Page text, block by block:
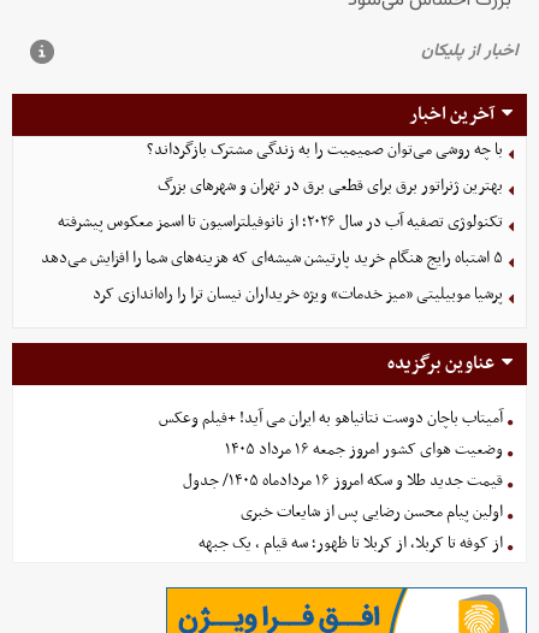
آخرین اخبار
با چه روشی می‌توان صمیمیت را به زندگی مشترک بازگرداند؟
بهترین ژنراتور برق برای قطعی برق در تهران و شهرهای بزرگ
تکنولوژی تصفیه آب در سال ۲۰۲۶؛ از نانوفیلتراسیون تا اسمز معکوس پیشرفته
۵ اشتباه رایج هنگام خرید پارتیشن شیشه‌ای که هزینه‌های شما را افزایش می‌دهد
پرشیا موبیلیتی «میز خدمات» ویژه خریداران نیسان ترا را راه‌اندازی کرد
عناوین برگزیده
آمیتاب باچان دوست نتانیاهو به ایران می آید! +فیلم وعکس
وضعیت هوای کشور امروز جمعه ۱۶ مرداد ۱۴۰۵
قیمت جدید طلا و سکه امروز ۱۶ مردادماه ۱۴۰۵/ جدول
اولین پیام محسن رضایی پس از شایعات خبری
از کوفه تا کربلا، از کربلا تا ظهور؛ سه قیام ، یک جبهه